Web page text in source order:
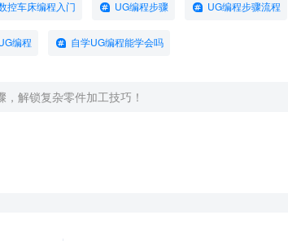
控车床编程入门 UG编程步骤 UG编程步骤流程
编程 自学UG编程能学会吗
，解锁复杂零件加工技巧！